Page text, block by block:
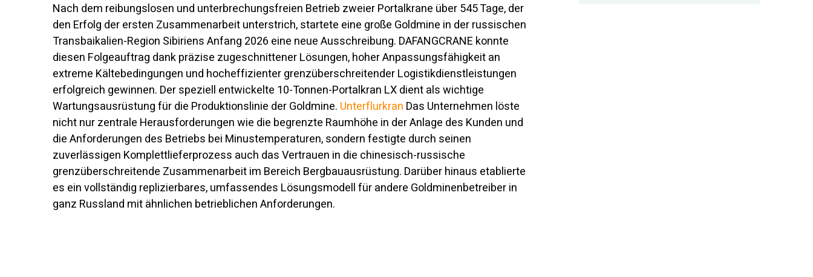
Nach dem reibungslosen und unterbrechungsfreien Betrieb zweier Portalkrane über 545 Tage, der
den Erfolg der ersten Zusammenarbeit unterstrich, startete eine große Goldmine in der russischen
Transbaikalien-Region Sibiriens Anfang 2026 eine neue Ausschreibung. DAFANGCRANE konnte
diesen Folgeauftrag dank präzise zugeschnittener Lösungen, hoher Anpassungsfähigkeit an
extreme Kältebedingungen und hocheffizienter grenzüberschreitender Logistikdienstleistungen
erfolgreich gewinnen. Der speziell entwickelte 10-Tonnen-Portalkran LX dient als wichtige
Wartungsausrüstung für die Produktionslinie der Goldmine. Unterflurkran Das Unternehmen löste
nicht nur zentrale Herausforderungen wie die begrenzte Raumhöhe in der Anlage des Kunden und
die Anforderungen des Betriebs bei Minustemperaturen, sondern festigte durch seinen
zuverlässigen Komplettlieferprozess auch das Vertrauen in die chinesisch-russische
grenzüberschreitende Zusammenarbeit im Bereich Bergbauausrüstung. Darüber hinaus etablierte
es ein vollständig replizierbares, umfassendes Lösungsmodell für andere Goldminenbetreiber in
ganz Russland mit ähnlichen betrieblichen Anforderungen.